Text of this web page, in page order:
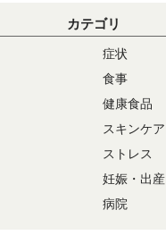
カテゴリ
症状
食事
健康食品
スキンケア
ストレス
妊娠・出産
病院